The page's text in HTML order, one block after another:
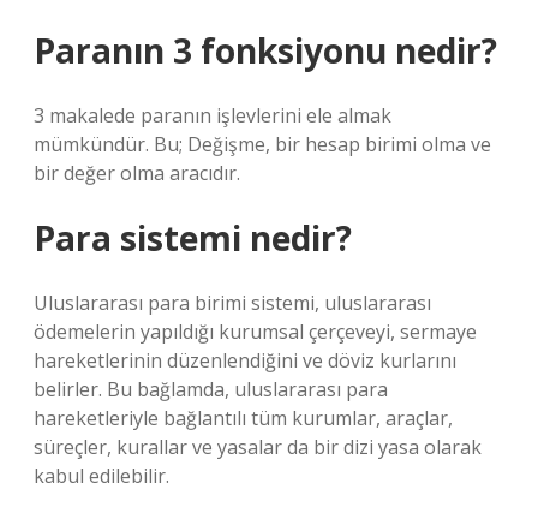
Paranın 3 fonksiyonu nedir?
3 makalede paranın işlevlerini ele almak
mümkündür. Bu; Değişme, bir hesap birimi olma ve
bir değer olma aracıdır.
Para sistemi nedir?
Uluslararası para birimi sistemi, uluslararası
ödemelerin yapıldığı kurumsal çerçeveyi, sermaye
hareketlerinin düzenlendiğini ve döviz kurlarını
belirler. Bu bağlamda, uluslararası para
hareketleriyle bağlantılı tüm kurumlar, araçlar,
süreçler, kurallar ve yasalar da bir dizi yasa olarak
kabul edilebilir.